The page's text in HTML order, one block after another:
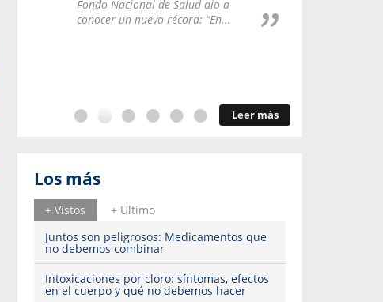
Fondo Nacional de Salud dio a
conocer un nuevo récord: “En...
Leer más
Los más
+ Vistos
+ Ultimo
Juntos son peligrosos: Medicamentos que
no debemos combinar
Intoxicaciones por cloro: síntomas, efectos
en el cuerpo y qué no debemos hacer